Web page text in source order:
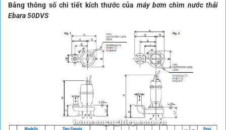
Bảng thông số chi tiết kích thước của máy bơm chìm nước thải
Ebara 50DVS